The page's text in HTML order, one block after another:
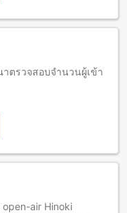
ตรวจสอบจำนวนผู้เข้า
air Hinoki